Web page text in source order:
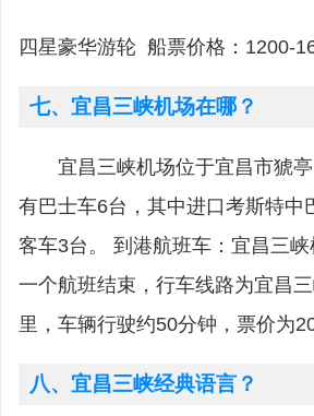
四星豪华游轮 船票价格：1200-
七、宜昌三峡机场在哪？
宜昌三峡机场位于宜昌市猇
有巴士车6台，其中进口考斯特
客车3台。 到港航班车：宜昌三
一个航班结束，行车线路为宜昌
里，车辆行驶约50分钟，票价为
八、宜昌三峡经典语言？